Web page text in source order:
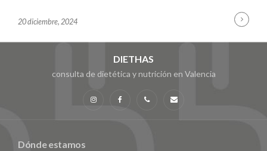
B
R
20 diciembre, 2024
DIETHAS
consulta de dietética y nutrición en Valencia
InstagramFacebookTeléfonoEmail
Dónde estamos